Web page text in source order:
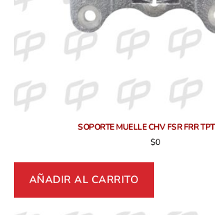
SOPORTE MUELLE CHV FSR FRR
$0
AÑADIR AL CARRITO